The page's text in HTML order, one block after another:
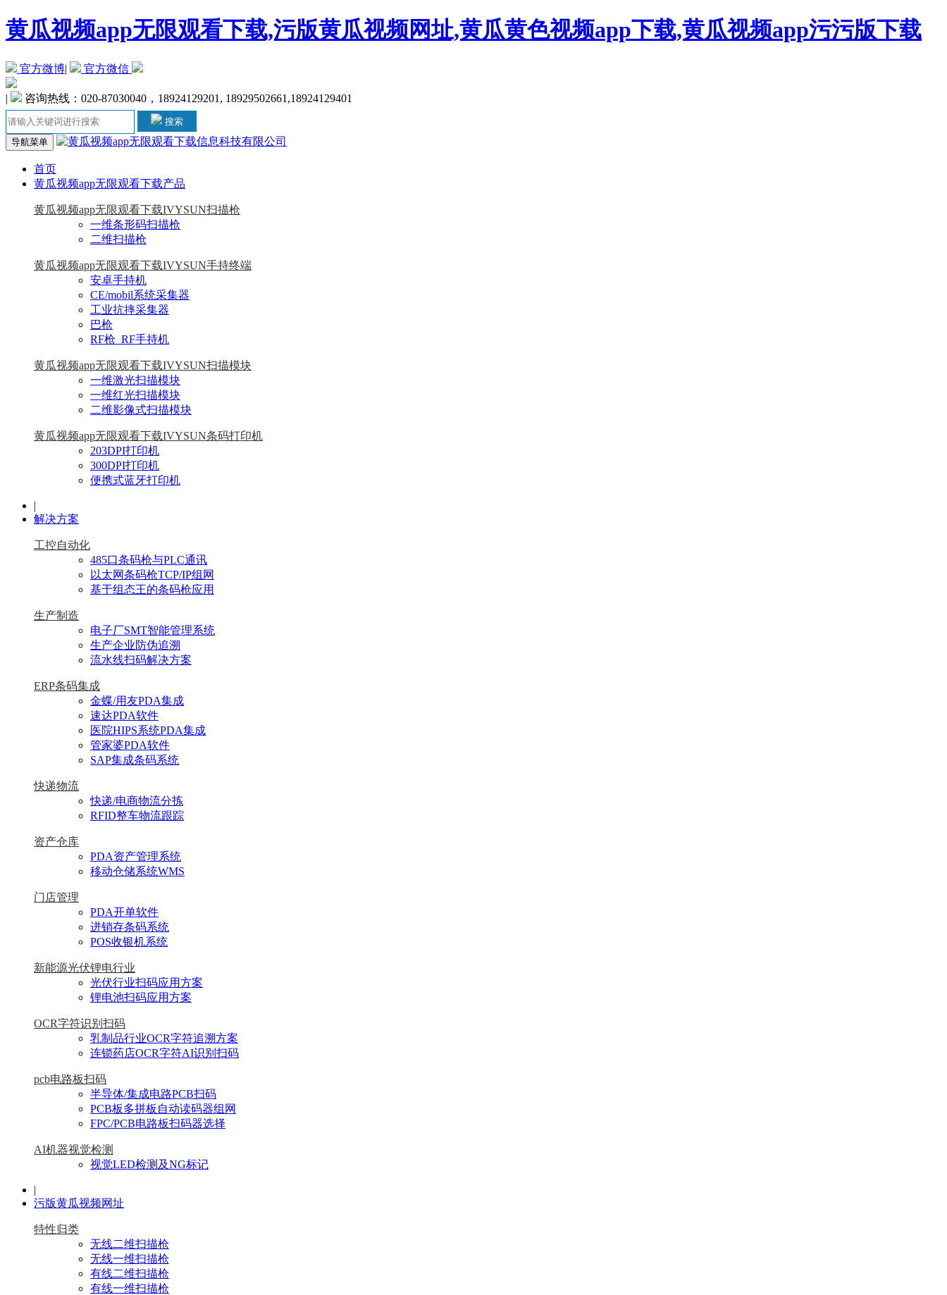
黄瓜视频app无限观看下载,污版黄瓜视频网址,黄瓜黄色视频app下载,黄瓜视频app污污版下载
官方微博| 官方微信
| 咨询热线：020-87030040，18924129201, 18929502661,18924129401
搜索
导航菜单
首页
黄瓜视频app无限观看下载产品
黄瓜视频app无限观看下载IVYSUN扫描枪
一维条形码扫描枪
二维扫描枪
黄瓜视频app无限观看下载IVYSUN手持终端
安卓手持机
CE/mobil系统采集器
工业抗摔采集器
巴枪
RF枪_RF手持机
黄瓜视频app无限观看下载IVYSUN扫描模块
一维激光扫描模块
一维红光扫描模块
二维影像式扫描模块
黄瓜视频app无限观看下载IVYSUN条码打印机
203DPI打印机
300DPI打印机
便携式蓝牙打印机
|
解决方案
工控自动化
485口条码枪与PLC通讯
以太网条码枪TCP/IP组网
基于组态王的条码枪应用
生产制造
电子厂SMT智能管理系统
生产企业防伪追溯
流水线扫码解决方案
ERP条码集成
金蝶/用友PDA集成
速达PDA软件
医院HIPS系统PDA集成
管家婆PDA软件
SAP集成条码系统
快递物流
快递/电商物流分拣
RFID整车物流跟踪
资产仓库
PDA资产管理系统
移动仓储系统WMS
门店管理
PDA开单软件
进销存条码系统
POS收银机系统
新能源光伏锂电行业
光伏行业扫码应用方案
锂电池扫码应用方案
OCR字符识别扫码
乳制品行业OCR字符追溯方案
连锁药店OCR字符AI识别扫码
pcb电路板扫码
半导体/集成电路PCB扫码
PCB板多拼板自动读码器组网
FPC/PCB电路板扫码器选择
AI机器视觉检测
视觉LED检测及NG标记
|
污版黄瓜视频网址
特性归类
无线二维扫描枪
无线一维扫描枪
有线二维扫描枪
有线一维扫描枪